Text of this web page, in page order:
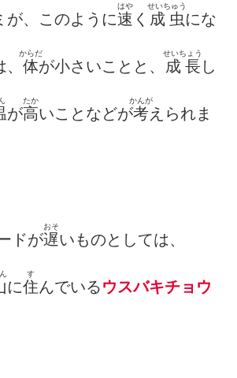
、このように速
はや
く 成虫
せいちゅう
にな
体
からだ
が小さいことと、 成長
せいちょう
し
が高
たか
いことなどが考
かんが
えられま
ドが遅
おそ
いものとしては、
に住
す
んでいるウスバキチョウ